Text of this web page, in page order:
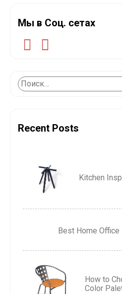
Мы в Соц. сетах
Recent Posts
Kitchen
Best Home
How to
Color